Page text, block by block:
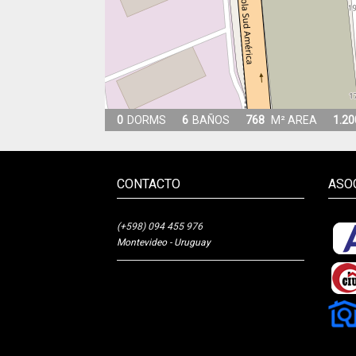
0 DORMS 6 BAÑOS 768 M² AREA
CONTACTO
(+598) 094 455 976
Montevideo - Uruguay